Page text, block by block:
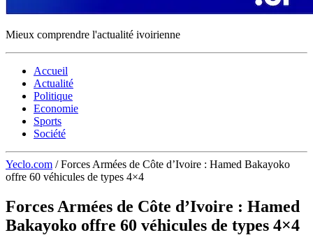
Mieux comprendre l'actualité ivoirienne
Accueil
Actualité
Politique
Economie
Sports
Société
Yeclo.com / Forces Armées de Côte d’Ivoire : Hamed Bakayoko
offre 60 véhicules de types 4×4
Forces Armées de Côte d’Ivoire : Hamed
Bakayoko offre 60 véhicules de types 4×4